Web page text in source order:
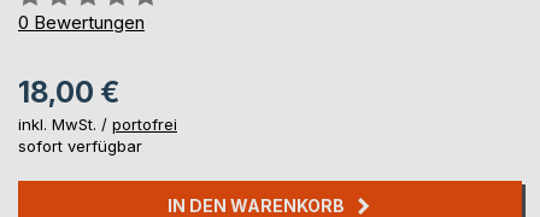
0%
0 Bewertungen
18,00 €
inkl. MwSt. / portofrei
sofort verfügbar
IN DEN WARENKORB